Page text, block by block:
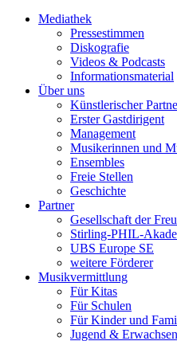
Mediathek
Pressestimmen
Diskografie
Videos & Podcasts
Informationsmaterial
Über uns
Künstlerischer
Erster Gastdirigent
Management
Musikerinnen und
Ensembles
Freie Stellen
Geschichte
Partner
Gesellschaft der
Stirling-PHIL-
UBS Europe SE
weitere Förderer
Musikvermittlung
Für Kitas
Für Schulen
Für Kinder und
Jugend &